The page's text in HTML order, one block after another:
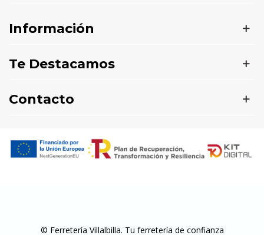
Información
Te Destacamos
Contacto
© Ferretería Villalbilla. Tu ferretería de confianza